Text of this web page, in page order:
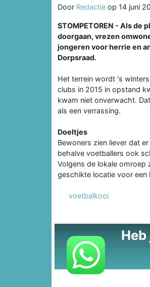
Door Redactie op 14 juni
STOMPETOREN - Als
doorgaan, vrezen
jongeren voor herrie en
Dorpsraad.
Het terrein wordt 's
clubs in 2015 in opstand
kwam niet onverwacht.
als een verrassing.
Doeltjes
Bewoners zien liever dat
behalve voetballers ook
Volgens de lokale omroep
geschikte locatie voor een
voetbalkooi